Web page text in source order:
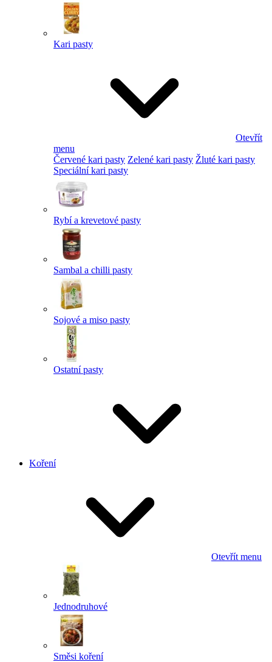
Kari pasty
Otevřít
menu
Červené kari pasty Zelené kari pasty Žluté kari pasty
Speciální kari pasty
Rybí a krevetové pasty
Sambal a chilli pasty
Sojové a miso pasty
Ostatní pasty
Koření
Otevřít menu
Jednodruhové
Směsi koření